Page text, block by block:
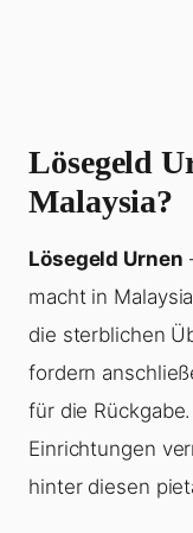
Lösegeld
Malaysia?
Lösegeld Urnen
macht in
die sterblichen
fordern
für die
Einrichtungen
hinter diesen